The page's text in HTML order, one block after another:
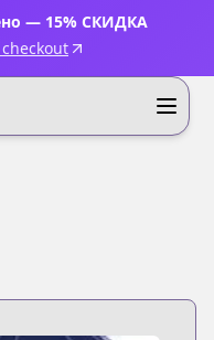
— 15% СКИДКА